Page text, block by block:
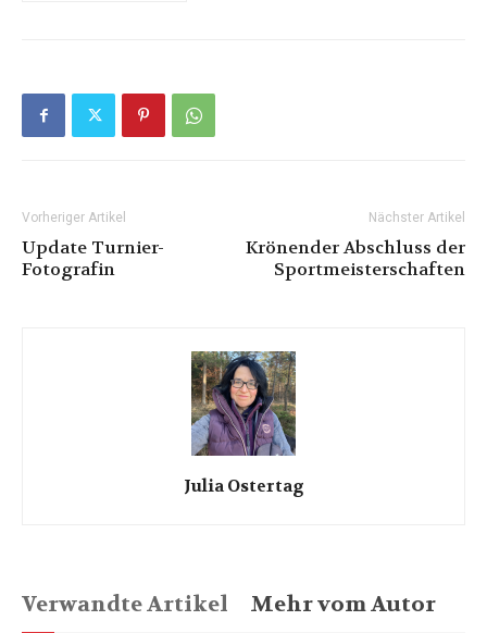
Vorheriger Artikel
Update Turnier-
Fotografin
Nächster Artikel
Krönender Abschluss der
Sportmeisterschaften
Julia Ostertag
Verwandte Artikel Mehr vom Autor